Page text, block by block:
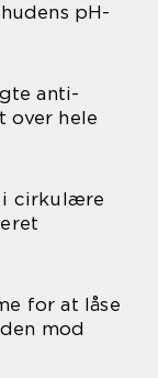
pH-
anti-
over hele
i cirkulære
for at låse
mod